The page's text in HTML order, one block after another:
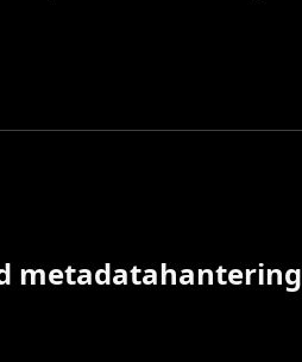
metadatahantering